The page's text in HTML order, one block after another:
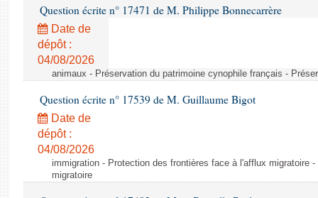
Question écrite n° 17471 de M. Philippe Bonnecarrère
Date de
dépôt :
04/08/2026
animaux - Préservation du patrimoine cynophile français -
Question écrite n° 17539 de M. Guillaume Bigot
Date de
dépôt :
04/08/2026
immigration - Protection des frontières face à l'afflux migratoire
migratoire